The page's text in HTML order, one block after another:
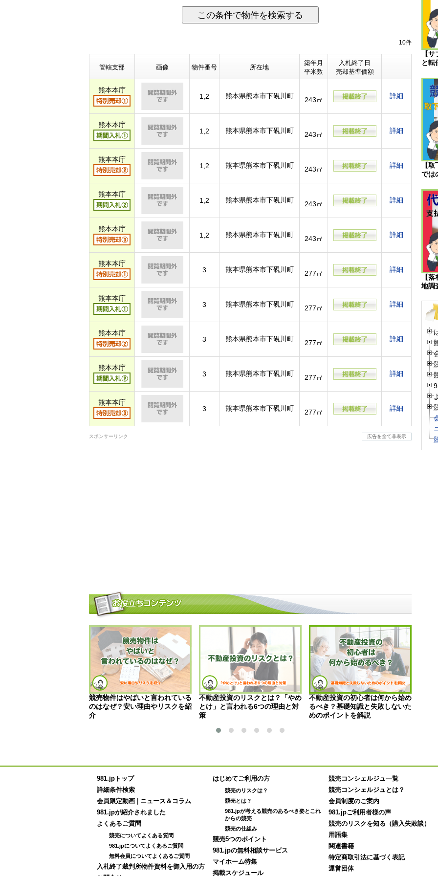
この条件で物件を検索する
10件
管轄支部 画像 物件番号 所在地
築年月
平米数
入札終了日
売却基準価額
熊本本庁
1,2
熊本県熊本市下硯川町 243㎡ 詳細
熊本本庁
1,2
熊本県熊本市下硯川町 243㎡ 詳細
熊本本庁
1,2
熊本県熊本市下硯川町 243㎡ 詳細
熊本本庁
1,2
熊本県熊本市下硯川町 243㎡ 詳細
熊本本庁
1,2
熊本県熊本市下硯川町 243㎡ 詳細
熊本本庁
3
熊本県熊本市下硯川町 277㎡ 詳細
熊本本庁
3
熊本県熊本市下硯川町 277㎡ 詳細
熊本本庁
3
熊本県熊本市下硯川町 277㎡ 詳細
熊本本庁
3
熊本県熊本市下硯川町 277㎡ 詳細
熊本本庁
3
熊本県熊本市下硯川町 277㎡ 詳細
スポンサーリンク 広告を全て非表示
競売物件はやばいと言われている
のはなぜ？安い理由やリスクを紹
介
不動産投資のリスクとは？「やめ
とけ」と言われる6つの理由と対
策
不動産投資の初心者は何から始め
るべき？基礎知識と失敗しないた
めのポイントを解説
【
と転
【
では
【
地調
981.jpトップ
詳細条件検索
会員限定動画
ニュース＆コラム
981.jpが紹介されました
よくあるご質問
競売についてよくある質問
981.jpについてよくあるご質問
無料会員についてよくあるご質問
入札終了裁判所物件資料を御入用の方
はじめてご利用の方
競売のリスクは？
競売とは？
981.jpが考える競売のあるべき姿とこれ
からの競売
競売の仕組み
競売5つのポイント
981.jpの無料相談サービス
マイホーム特集
掲載スケジュール
競売コンシェルジュ一覧
競売コンシェルジュとは？
会員制度のご案内
981.jpご利用者様の声
競売のリスクを知る（購入失敗談）
用語集
関連書籍
特定商取引法に基づく表記
運営団体